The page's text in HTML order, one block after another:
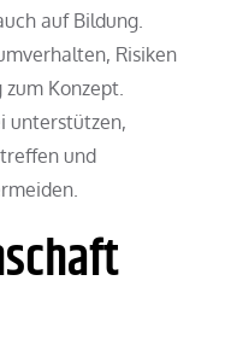
auf Bildung.
Risiken
Konzept.
unterstützen,
und